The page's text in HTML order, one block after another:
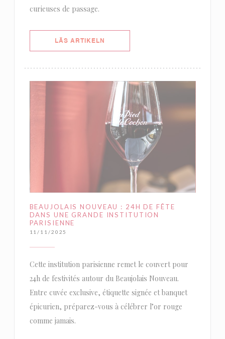
curieuses de passage.
LÄS ARTIKELN
BEAUJOLAIS NOUVEAU : 24H DE FÊTE
DANS UNE GRANDE INSTITUTION
PARISIENNE
11/11/2025
Cette institution parisienne remet le couvert pour
24h de festivités autour du Beaujolais Nouveau.
Entre cuvée exclusive, étiquette signée et banquet
épicurien, préparez-vous à célébrer l’or rouge
comme jamais.